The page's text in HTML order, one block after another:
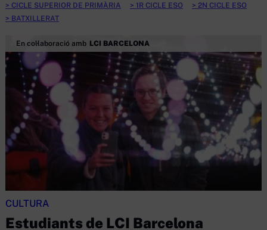
CICLE SUPERIOR DE PRIMÀRIA 1R CICLE ESO
2N CICLE ESO
BATXILLERAT
En col·laboració amb LCI BARCELONA
CULTURA
Estudiants de LCI Barcelona